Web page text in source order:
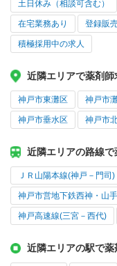
土日休み（相談可含む）
在宅業務あり 登録販
積極採用中の求人
近隣エリアで薬剤師
神戸市東灘区 神戸市
神戸市垂水区 神戸市
近隣エリアの路線
ＪＲ山陽本線(神戸－門司)
神戸市営地下鉄西神・山
神戸高速線(三宮－西代)
近隣エリアの駅で